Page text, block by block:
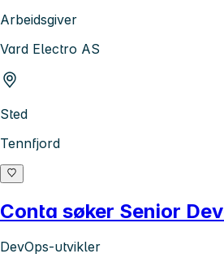
Arbeidsgiver
Vard Electro AS
Sted
Tennfjord
Conta søker Senior
DevOps-utvikler